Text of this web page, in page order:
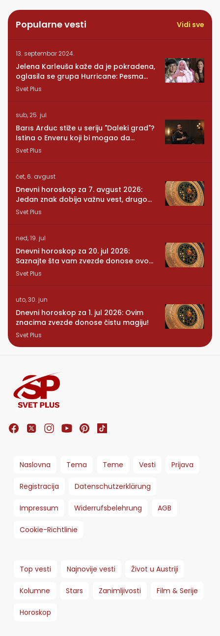
Popularne vesti Vidi sve
13. septembar 2024.
Jelena Karleuša kaže da je pokradena,
oglasila se grupa Hurricane: Pesma
RUNDE je naša!
Svet Plus
sub, 25. jul
Barıs Arduc stiže u seriju "Daleki grad"?
Istina o Enveru koji bi mogao da
promeni sve
Svet Plus
čet, 6. avgust
Dnevni horoskop za 7. avgust 2026:
Jedan znak dobija važnu vest, drugom
se vraća osoba iz prošlosti
Svet Plus
ned, 19. jul
Dnevni horoskop za 20. jul 2026:
Saznajte šta vam zvezde donose ovog
ponedeljka
Svet Plus
uto, 30. jun
Dnevni horoskop za 1. jul 2026: Ovim
znacima zvezde donose čistu magiju!
Svet Plus
Naslovna Tema Teme Vesti Prijava
Registracija Datenschutzerklärung
Impressum Widerrufsbelehrung AGB
Cookie-Richtlinie
Top vesti Najnovije vesti Život u Austriji
Kolumne Stars Zanimljivosti Film & Serije
Horoskop